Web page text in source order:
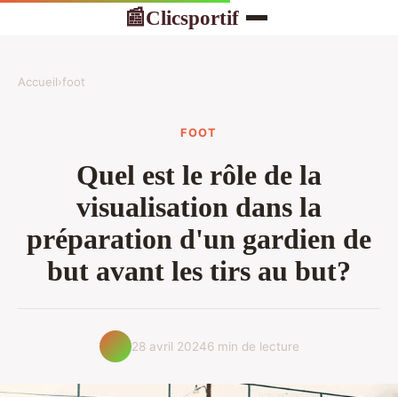
📰Clicsportif
Accueil›foot
FOOT
Quel est le rôle de la
visualisation dans la
préparation d'un gardien de
but avant les tirs au but?
28 avril 20246 min de lecture